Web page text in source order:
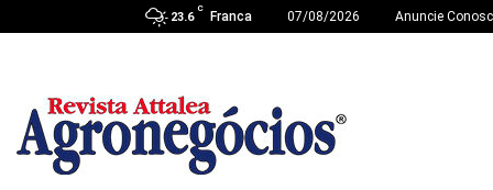
23.6
C
Franca 07/08/2026 Anuncie